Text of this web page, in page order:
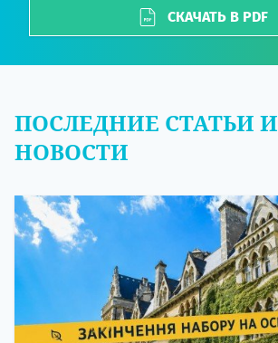
СКАЧАТЬ В PDF
ПОСЛЕДНИЕ СТАТЬИ И
НОВОСТИ